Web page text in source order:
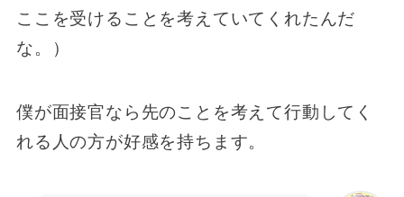
ここを受けることを考えていてくれたんだ
な。）
僕が面接官なら先のことを考えて行動してく
れる人の方が好感を持ちます。